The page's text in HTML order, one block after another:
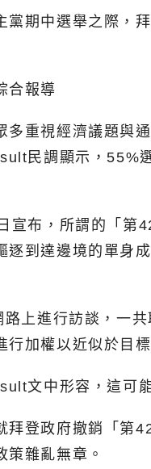
期中選舉之際，
合報導
多重視經濟議題與
民調顯示，55%
宣布，所謂的「
逐到達邊境的單身
上進行訪談，一
行加權以近似於目
文中形容，這可
拜登政府撤銷「第
策雜亂無章。